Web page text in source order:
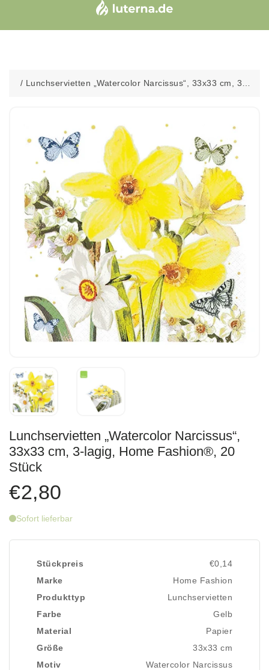
/ Lunchservietten „Watercolor Narcissus“, 33x33 cm, 3-
Lunchservietten „Watercolor Narcissus“,
33x33 cm, 3-lagig, Home Fashion®, 20
Stück
€2,80
Sofort lieferbar
Stückpreis
€0,14
Marke
Home Fashion
Produkttyp
Lunchservietten
Farbe
Gelb
Material
Papier
Größe
33x33 cm
Motiv
Watercolor Narcissus